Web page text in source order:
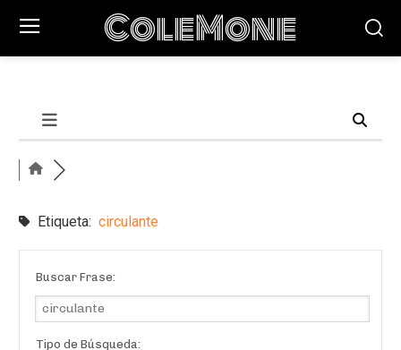
ColeMone
Etiqueta: circulante
Buscar Frase:
Tipo de Búsqueda: